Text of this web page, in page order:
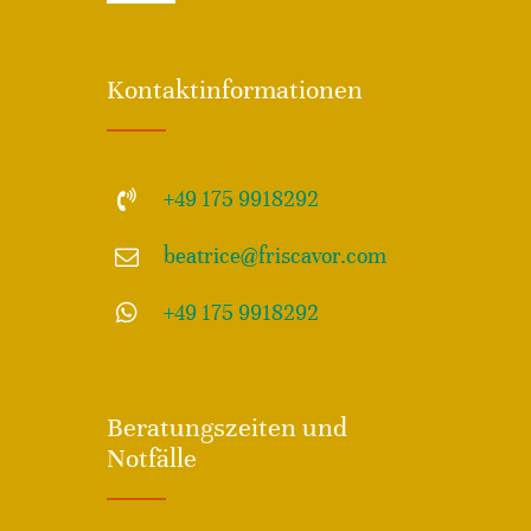
Allgemeine Geschäftsdbedingungen – AGB
Kontaktinformationen
+49 175 9918292
beatrice@friscavor.com
+49 175 9918292
Beratungszeiten und
Notfälle